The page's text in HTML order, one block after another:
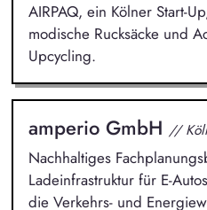
AIRPAQ, ein Kölner Start-
modische Rucksäcke und
Upcycling.
amperio GmbH //
Nachhaltiges
Ladeinfrastruktur für E-
die Verkehrs- und